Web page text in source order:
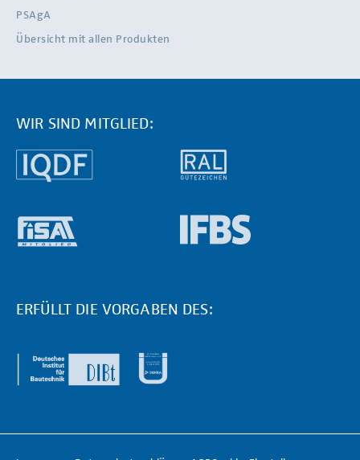
PSAgA
Übersicht mit allen Produkten
WIR SIND MITGLIED:
ERFÜLLT DIE VORGABEN DES: